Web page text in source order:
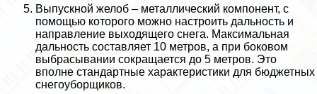
Выпускной желоб – металлический компонент, с
помощью которого можно настроить дальность и
направление выходящего снега. Максимальная
дальность составляет 10 метров, а при боковом
выбрасывании сокращается до 5 метров. Это
вполне стандартные хаpaктеристики для бюджетных
снегоуборщиков.